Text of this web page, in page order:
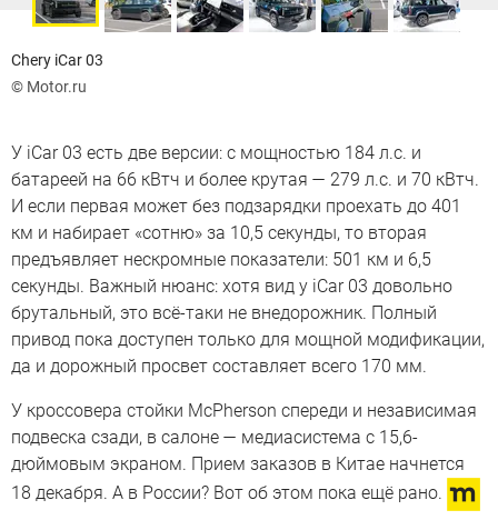
Chery iCar 03
© Motor.ru
У iCar 03 есть две версии: с мощностью 184 л.с. и
батареей на 66 кВтч и более крутая — 279 л.с. и 70 кВтч.
И если первая может без подзарядки проехать до 401
км и набирает «сотню» за 10,5 секунды, то вторая
предъявляет нескромные показатели: 501 км и 6,5
секунды. Важный нюанс: хотя вид у iCar 03 довольно
брутальный, это всё-таки не внедорожник. Полный
привод пока доступен только для мощной модификации,
да и дорожный просвет составляет всего 170 мм.
У кроссовера стойки McPherson спереди и независимая
подвеска сзади, в салоне — медиасистема с 15,6-
дюймовым экраном. Прием заказов в Китае начнется
18 декабря. А в России? Вот об этом пока ещё рано.